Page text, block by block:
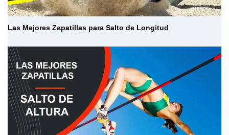
Las Mejores Zapatillas para Salto de Longitud